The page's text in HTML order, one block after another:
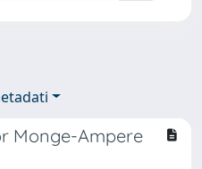
Monge-Ampere